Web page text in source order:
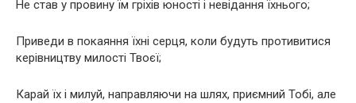
Не став у провину їм гріхів юності і невідання їхнього;
Приведи в покаяння їхні серця, коли будуть противитися
керівництву милості Твоєї;
Карай їх і милуй, направляючи на шлях, приємний Тобі, але